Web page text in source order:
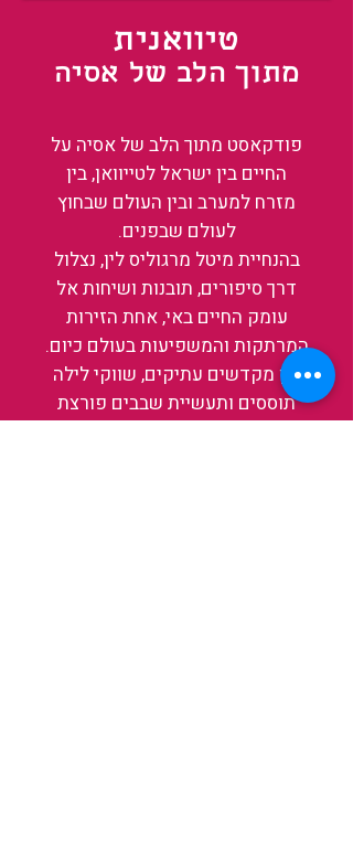
טיוואנית
מתוך הלב של אסיה
פודקאסט מתוך הלב של אסיה על
החיים בין ישראל לטייוואן, בין
מזרח למערב ובין העולם שבחוץ
לעולם שבפנים.
בהנחיית מיטל מרגוליס לין, נצלול
דרך סיפורים, תובנות ושיחות אל
עומק החיים באי, אחת הזירות
המרתקות והמשפיעות בעולם כיום.
בין מקדשים עתיקים, שווקי לילה
תוססים ותעשיית שבבים פורצת